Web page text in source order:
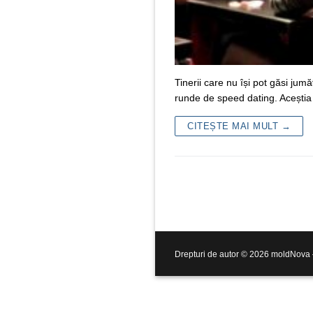
Tinerii care nu își pot găsi
runde de speed dating.
CITEȘTE MAI MULT →
Drepturi de autor © 2026 moldNova